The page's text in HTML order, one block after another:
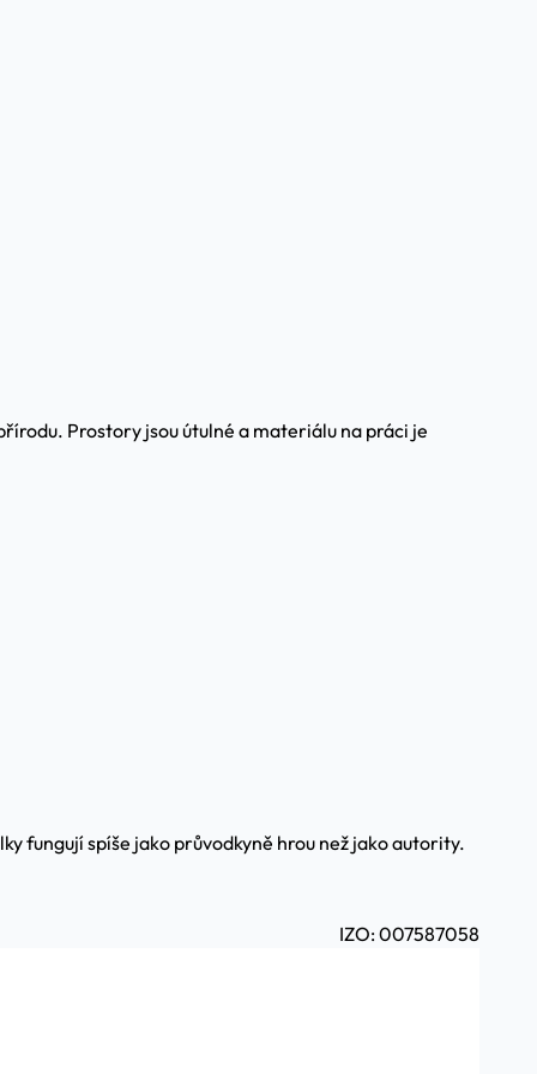
Prostory jsou útulné a materiálu na práci je
fungují spíše jako průvodkyně hrou než jako autority.
IZO: 007587058